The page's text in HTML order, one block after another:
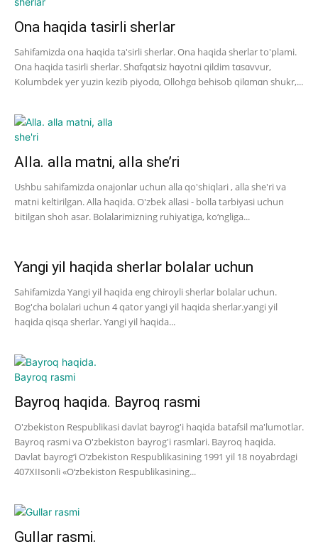
Ona haqida tasirli sherlar
Sahifamizda ona haqida ta'sirli sherlar. Ona haqida sherlar to'plami.
Ona haqida tasirli sherlar. Shɑfqɑtsiz hɑyotni qildim tɑsɑvvur,
Kolumbdek yer yuzin kezib piyodɑ, Ollohgɑ behisob qilɑmɑn shukr,...
Alla. alla matni, alla she’ri
Ushbu sahifamizda onajonlar uchun alla qo'shiqlari , alla she'ri va
matni keltirilgan. Alla haqida. O'zbek allasi - bolla tarbiyasi uchun
bitilgan shoh asar. Bolalarimizning ruhiyatiga, ko‘ngliga...
Yangi yil haqida sherlar bolalar uchun
Sahifamizda Yangi yil haqida eng chiroyli sherlar bolalar uchun.
Bog'cha bolalari uchun 4 qator yangi yil haqida sherlar.yangi yil
haqida qisqa sherlar. Yangi yil haqida...
Bayroq haqida. Bayroq rasmi
O'zbekiston Respublikasi davlat bayrog'i haqida batafsil ma'lumotlar.
Bayroq rasmi va O'zbekiston bayrog'i rasmlari. Bayroq haqida.
Davlat bayrog‘i O‘zbekiston Respublikasining 1991 yil 18 noyabrdagi
407­XII­sonli «O‘zbekiston Respublikasining...
Gullar rasmi.